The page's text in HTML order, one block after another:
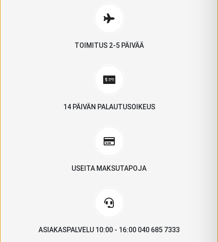
TOIMITUS 2-5 PÄIVÄÄ
14 PÄIVÄN PALAUTUSOIKEUS
USEITA MAKSUTAPOJA
ASIAKASPALVELU 10:00 - 16:00 040 685 7333